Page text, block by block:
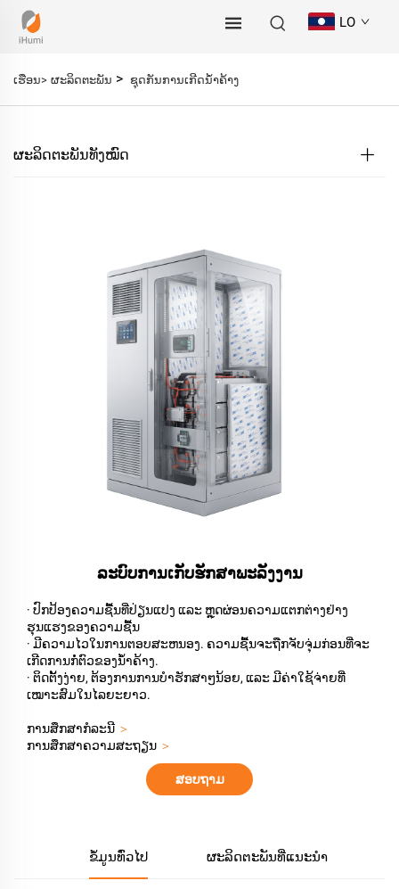
LO
ເຮືອນ> ຜະລິດຕະພັນ > ຊຸດກັນການເກີດນ້ຳຄ້າງ
ຜະລິດຕະພັນທັງໝົດ
ລະບົບການເກັບຮັກສາພະລັງງານ
· ປົກປ້ອງຄວາມຊື້ນທີ່ປ່ຽນແປງ ແລະ ຫຼຸດຜ່ອນຄວາມແຕກຕ່າງຢ່າງ
ຮຸນແຮງຂອງຄວາມຊື້ນ
· ມີຄວາມໄວໃນການຕອບສະຫນອງ. ຄວາມຊື້ນຈະຖືກຈັບຈຸ່ມກ່ອນທີ່ຈະ
ເກີດການກໍ່ຕົວຂອງນ້ຳຄ້າງ.
· ຕິດຕັ້ງງ່າຍ, ຕ້ອງການການບໍາຮັກສາໆນ້ອຍ, ແລະ ມີຄ່າໃຊ້ຈ່າຍທີ່
ເໝາະສົມໃນໄລຍະຍາວ.
ການສຶກສາກໍລະນີ ＞
ການສຶກສາຄວາມສະຖຽນ ＞
ສອບຖາມ
ຂໍ້ມູນທົ່ວໄປ ຜະລິດຕະພັນທີ່ແນະນຳ